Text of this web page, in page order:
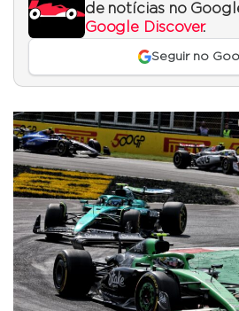
de notícias no
Google Discover.
Seguir no